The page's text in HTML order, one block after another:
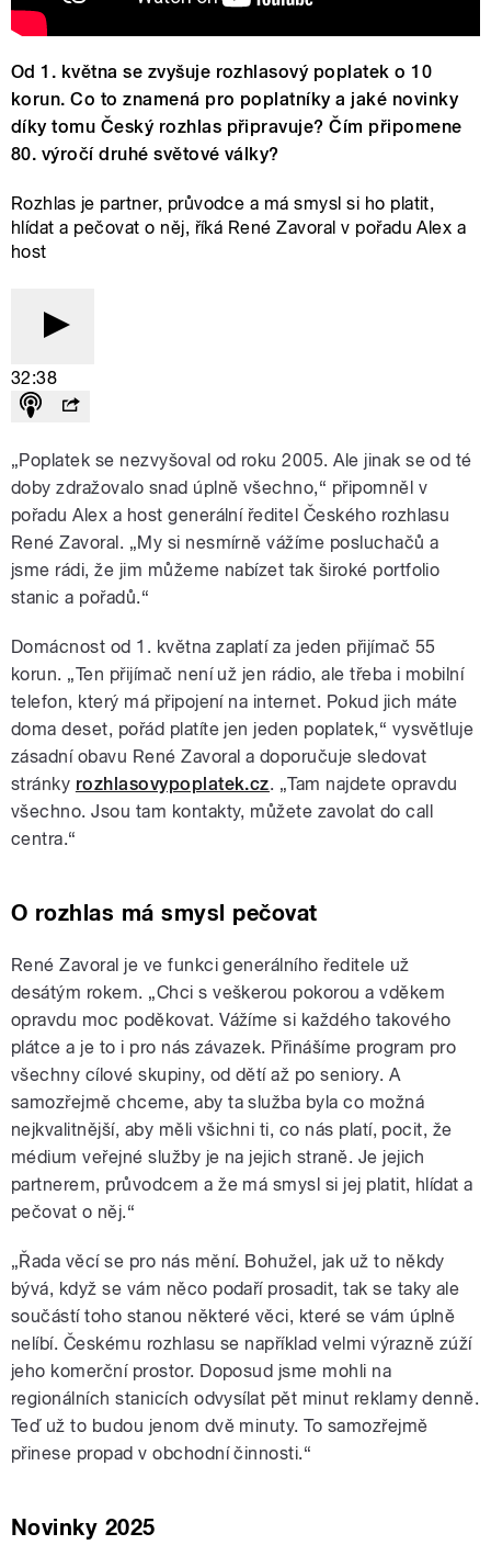
Od 1. května se zvyšuje rozhlasový poplatek o 10
korun. Co to znamená pro poplatníky a jaké novinky
díky tomu Český rozhlas připravuje? Čím připomene
80. výročí druhé světové války?
Rozhlas je partner, průvodce a má smysl si ho platit,
hlídat a pečovat o něj, říká René Zavoral v pořadu Alex a
host
32:38
„Poplatek se nezvyšoval od roku 2005. Ale jinak se od té
doby zdražovalo snad úplně všechno,“ připomněl v
pořadu Alex a host generální ředitel Českého rozhlasu
René Zavoral. „My si nesmírně vážíme posluchačů a
jsme rádi, že jim můžeme nabízet tak široké portfolio
stanic a pořadů.“
Domácnost od 1. května zaplatí za jeden přijímač 55
korun. „Ten přijímač není už jen rádio, ale třeba i mobilní
telefon, který má připojení na internet. Pokud jich máte
doma deset, pořád platíte jen jeden poplatek,“ vysvětluje
zásadní obavu René Zavoral a doporučuje sledovat
stránky rozhlasovypoplatek.cz. „Tam najdete opravdu
všechno. Jsou tam kontakty, můžete zavolat do call
centra.“
O rozhlas má smysl pečovat
René Zavoral je ve funkci generálního ředitele už
desátým rokem. „Chci s veškerou pokorou a vděkem
opravdu moc poděkovat. Vážíme si každého takového
plátce a je to i pro nás závazek. Přinášíme program pro
všechny cílové skupiny, od dětí až po seniory. A
samozřejmě chceme, aby ta služba byla co možná
nejkvalitnější, aby měli všichni ti, co nás platí, pocit, že
médium veřejné služby je na jejich straně. Je jejich
partnerem, průvodcem a že má smysl si jej platit, hlídat a
pečovat o něj.“
„Řada věcí se pro nás mění. Bohužel, jak už to někdy
bývá, když se vám něco podaří prosadit, tak se taky ale
součástí toho stanou některé věci, které se vám úplně
nelíbí. Českému rozhlasu se například velmi výrazně zúží
jeho komerční prostor. Doposud jsme mohli na
regionálních stanicích odvysílat pět minut reklamy denně.
Teď už to budou jenom dvě minuty. To samozřejmě
přinese propad v obchodní činnosti.“
Novinky 2025